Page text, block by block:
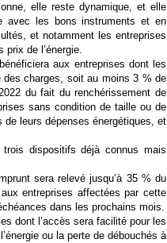
elle reste dynamique, et elle
avec les bons instruments et en
et notamment les entreprises
prix de l’énergie.
aux entreprises dont les
des charges, soit au moins 3 % de
du fait du renchérissement de
sans condition de taille ou de
leurs dépenses énergétiques, et
dispositifs déjà connus mais
sera relevé jusqu’à 35 % du
entreprises affectées par cette
dans les prochains mois.
dont l’accès sera facilité pour les
ou la perte de débouchés à